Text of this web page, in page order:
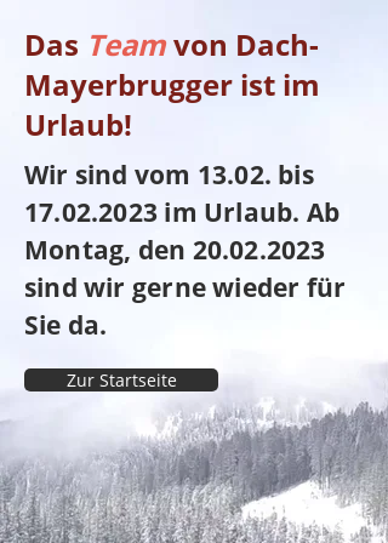
Das Teamvon Dach-
Mayerbrugger ist im
Urlaub!
Wir sind vom 13.02. bis
17.02.2023 im Urlaub. Ab
Montag, den 20.02.2023
sind wir gerne wieder für
Sie da.
Zur Startseite